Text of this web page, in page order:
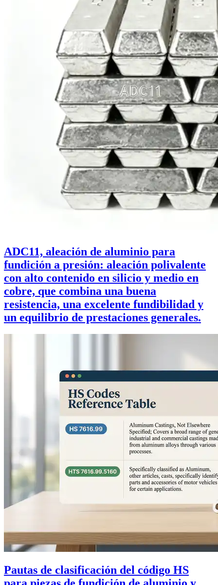
ADC11, aleación de aluminio para
fundición a presión: aleación polivalente
con alto contenido en silicio y medio en
cobre, que combina una buena
resistencia, una excelente fundibilidad y
un equilibrio de prestaciones generales.
Pautas de clasificación del código HS